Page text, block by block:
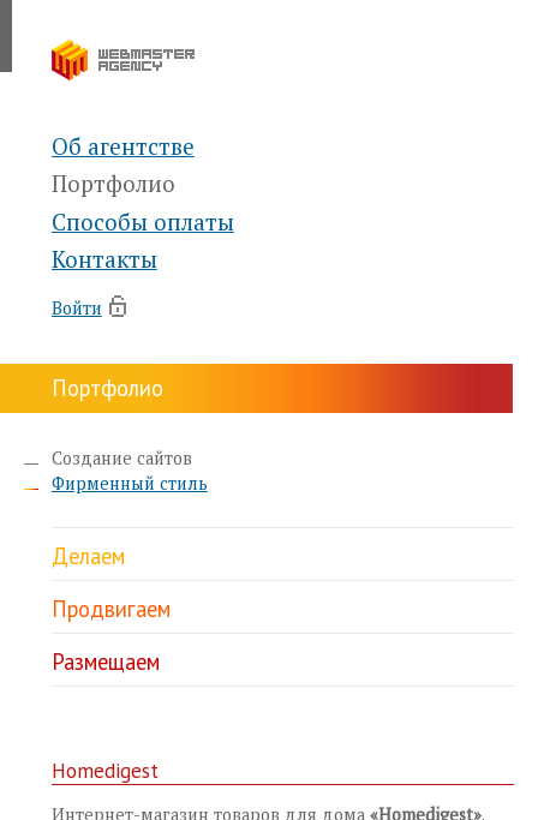
Об агентстве
Портфолио
Способы оплаты
Контакты
Войти
Портфолио
Создание сайтов
Фирменный стиль
Делаем
Продвигаем
Размещаем
Homedigest
Интернет-магазин товаров для дома «Homedigest».